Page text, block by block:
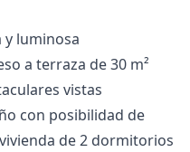
y luminosa
a terraza de 30 m²
vistas
con posibilidad de
‌de ‌2 ‌dormitorios